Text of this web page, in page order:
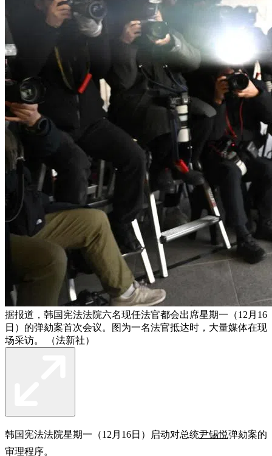
据报道，韩国宪法法院六名现任法官都会出席星期一（12月16
日）的弹劾案首次会议。图为一名法官抵达时，大量媒体在现
场采访。 （法新社）
韩国宪法法院星期一（12月16日）启动对总统尹锡悦弹劾案的
审理程序。